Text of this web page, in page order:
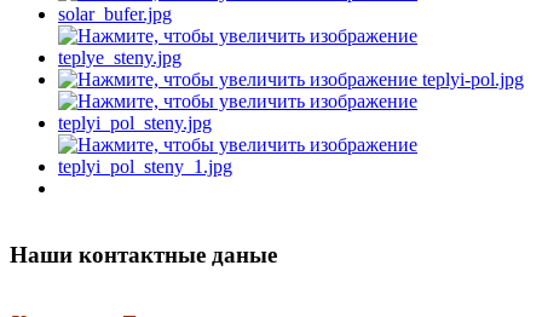
Наши контактные даные